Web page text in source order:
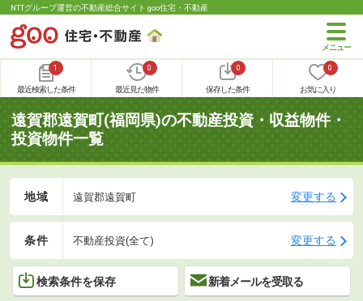
NTTグループ運営の不動産総合サイト goo住宅・不動産
1
最近検索した条件
0
最近見た物件
0
保存した条件
0
お気に入り
遠賀郡遠賀町(福岡県)の不動産投資・収益物件・
投資物件一覧
地域 遠賀郡遠賀町 変更する
条件 不動産投資(全て) 変更する
検索条件を保存 新着メールを受取る